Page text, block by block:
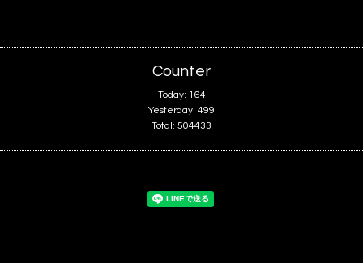
Counter
Today: 164
Yesterday: 499
Total: 504433